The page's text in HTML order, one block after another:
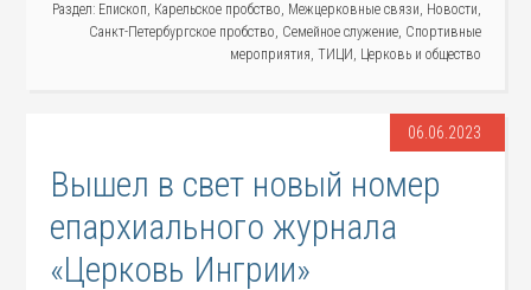
Раздел: Епископ, Карельское пробство, Межцерковные связи, Новости,
Санкт-Петербургское пробство, Семейное служение, Спортивные
мероприятия, ТИЦИ , Церковь и общество
06.06.2023
Вышел в свет новый номер
епархиального журнала
«Церковь Ингрии»